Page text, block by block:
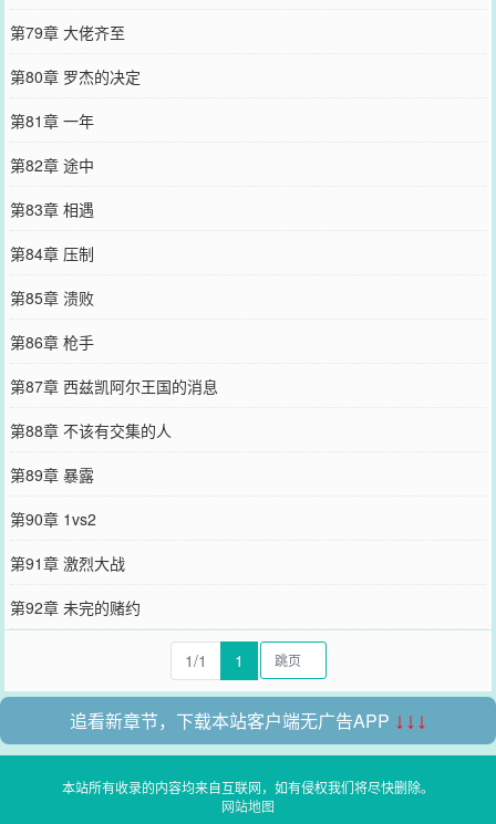
第79章 大佬齐至
第80章 罗杰的决定
第81章 一年
第82章 途中
第83章 相遇
第84章 压制
第85章 溃败
第86章 枪手
第87章 西兹凯阿尔王国的消息
第88章 不该有交集的人
第89章 暴露
第90章 1vs2
第91章 激烈大战
第92章 未完的赌约
1/1 1
追看新章节，下载本站客户端无广告APP ↓↓↓
本站所有收录的内容均来自互联网，如有侵权我们将尽快删除。
网站地图